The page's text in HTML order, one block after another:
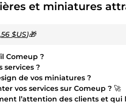
et miniatures
$US)🎁
Comeup ?
services ?
de vos miniatures ?
vos services sur Comeup ? 🚀
l’attention des clients et qui